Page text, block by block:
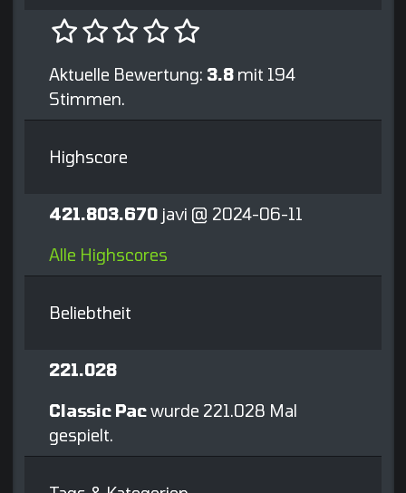
Aktuelle Bewertung: 3.8 mit 194
Stimmen.
Highscore
421.803.670 javi @ 2024-06-11
Alle Highscores
Beliebtheit
221.028
Classic Pacwurde 221.028 Mal
gespielt.